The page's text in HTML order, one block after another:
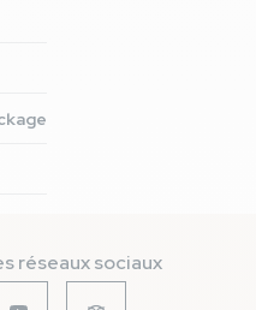
réseaux sociaux